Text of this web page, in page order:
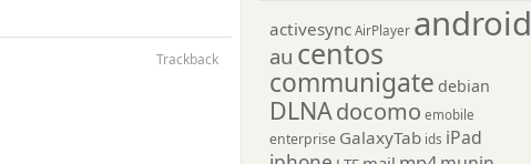
Trackback
activesync AirPlayer android
au centos
communigate debian
DLNAdocomo emobile
enterprise GalaxyTab ids iPad